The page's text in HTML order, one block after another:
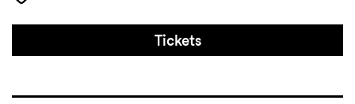
Tickets